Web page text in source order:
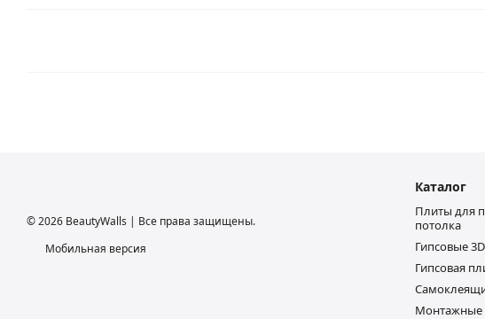
© 2026 BeautyWalls | Все права защищены.
Мобильная версия
Каталог
Плиты для
потолка
Гипсовые
Гипсовая
Монтажные